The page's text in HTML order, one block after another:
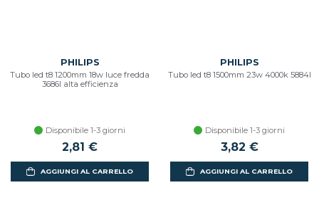
PHILIPS
Tubo led t8 1200mm 18w luce fredda
3686l alta efficienza
Disponibile 1-3 giorni
2,81 €
AGGIUNGI AL CARRELLO
PHILIPS
Tubo led t8 1500mm 23w 4000k 5884l
Disponibile 1-3 giorni
3,82 €
AGGIUNGI AL CARRELLO